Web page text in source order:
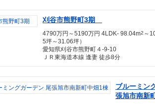
刈谷市熊野町3期
4790万円～5190万円 4LDK- 98.04m2 ～
5坪～31.06坪）
愛知県刈谷市熊野町４-9-10
ＪＲ東海道本線 逢妻 徒歩8分
ブルーミン
張旭市南新